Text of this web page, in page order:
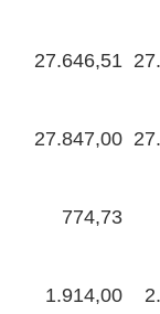
27.646,51
27.847,00
774,73
1.914,00